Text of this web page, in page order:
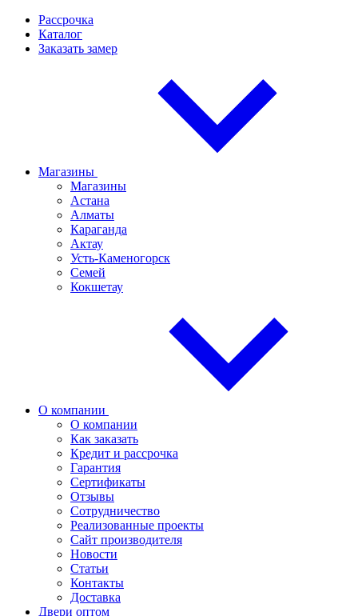
Рассрочка
Каталог
Заказать замер
Магазины
Магазины
Астана
Алматы
Караганда
Актау
Усть-Каменогорск
Семей
Кокшетау
О компании
О компании
Как заказать
Кредит и рассрочка
Гарантия
Сертификаты
Отзывы
Сотрудничество
Реализованные проекты
Сайт производителя
Новости
Статьи
Контакты
Доставка
Двери оптом